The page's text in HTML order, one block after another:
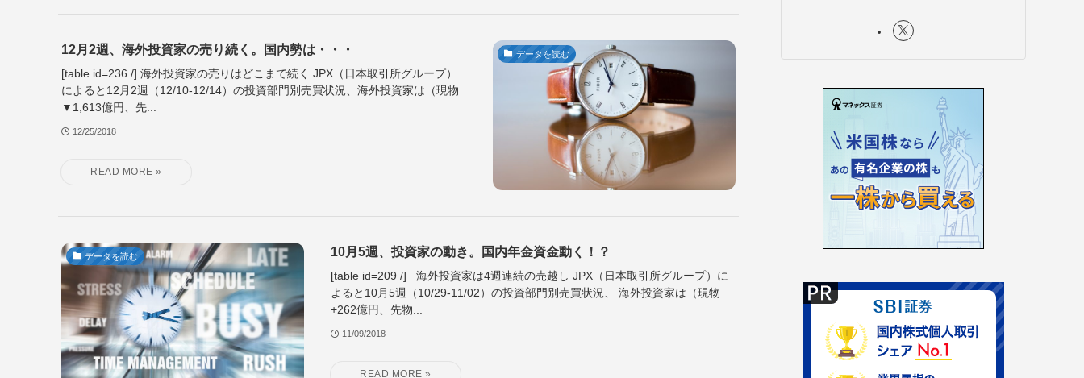
データを読む
12月2週、海外投資家の売り続く。国内勢は・・・
[table id=236 /] 海外投資家の売りはどこまで続く JPX（日本取引所グループ）
によると12月2週（12/10-12/14）の投資部門別売買状況、海外投資家は（現物
▼1,613億円、先...
12/25/2018
データを読む 10月5週、投資家の動き。国内年金資金動く！？
[table id=209 /] 海外投資家は4週連続の売越し JPX（日本取引所グループ）に
よると10月5週（10/29-11/02）の投資部門別売買状況、 海外投資家は（現物
+262億円、先物...
11/09/2018